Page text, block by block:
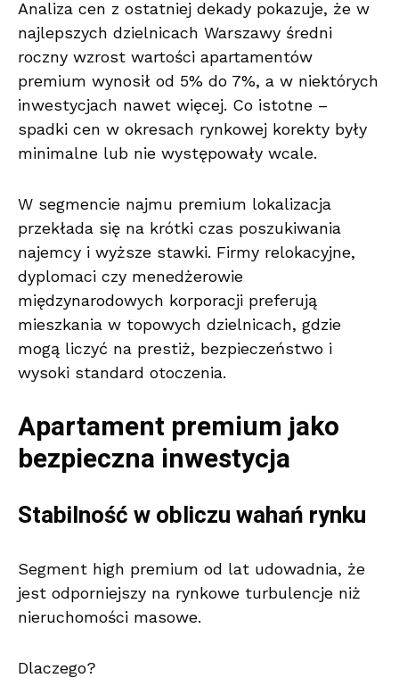
Analiza cen z ostatniej dekady pokazuje, że w
najlepszych dzielnicach Warszawy średni
roczny wzrost wartości apartamentów
premium wynosił od 5% do 7%, a w niektórych
inwestycjach nawet więcej. Co istotne –
spadki cen w okresach rynkowej korekty były
minimalne lub nie występowały wcale.
W segmencie najmu premium lokalizacja
przekłada się na krótki czas poszukiwania
najemcy i wyższe stawki. Firmy relokacyjne,
dyplomaci czy menedżerowie
międzynarodowych korporacji preferują
mieszkania w topowych dzielnicach, gdzie
mogą liczyć na prestiż, bezpieczeństwo i
wysoki standard otoczenia.
Apartament premium jako
bezpieczna inwestycja
Stabilność w obliczu wahań rynku
Segment high premium od lat udowadnia, że
jest odporniejszy na rynkowe turbulencje niż
nieruchomości masowe.
Dlaczego?